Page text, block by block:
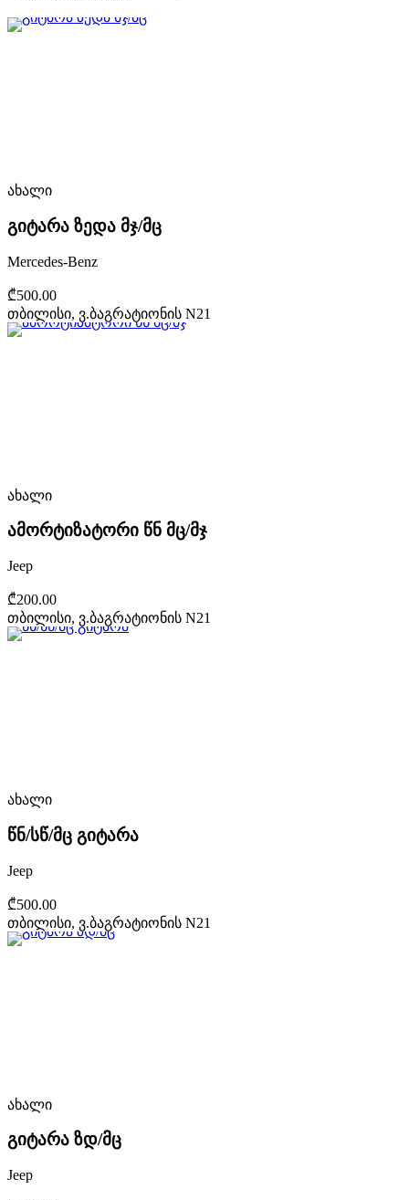
ახალი
გიტარა ზედა მჯ/მც
Mercedes-Benz
₾500.00
თბილისი, ვ.ბაგრატიონის N21
ახალი
ამორტიზატორი წნ მც/მჯ
Jeep
₾200.00
თბილისი, ვ.ბაგრატიონის N21
ახალი
წნ/სწ/მც გიტარა
Jeep
₾500.00
თბილისი, ვ.ბაგრატიონის N21
ახალი
გიტარა ზდ/მც
Jeep